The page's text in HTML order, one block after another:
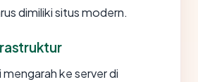
dimiliki situs modern.
ke server di